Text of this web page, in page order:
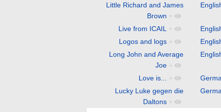
Little Richard and James
Brown +
Live from ICAIL +
Logos and logs +
Long John and Average
Joe +
Love is... +
Lucky Luke gegen die
Daltons +